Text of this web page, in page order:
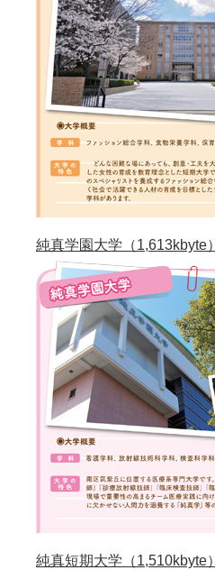
純真学園大学（1,613kbyte）
純真短期大学（1,510kbyte）